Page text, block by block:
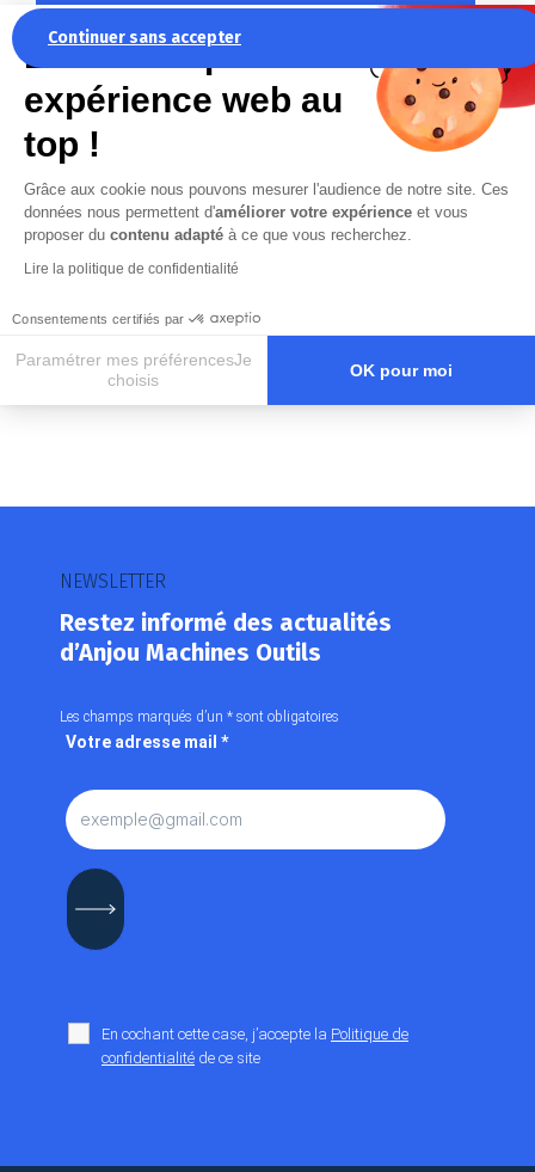
Continuer sans accepter
La recette pour une
expérience web au
top !
Grâce aux cookie nous pouvons mesurer l'audience de notre site. Ces
données nous permettent d'améliorer votre expérience et vous
proposer du contenu adapté à ce que vous recherchez.
Lire la politique de confidentialité
Consentements certifiés par
Paramétrer mes préférencesJe
choisis
OK pour moi
Rechercher une autre référence :
MARQUE & TYPE DE PIÈCE
NEWSLETTER
Restez informé des actualités
d’Anjou Machines Outils
Les champs marqués d’un * sont obligatoires
Votre adresse mail *
En cochant cette case, j’accepte la Politique de
confidentialité de ce site